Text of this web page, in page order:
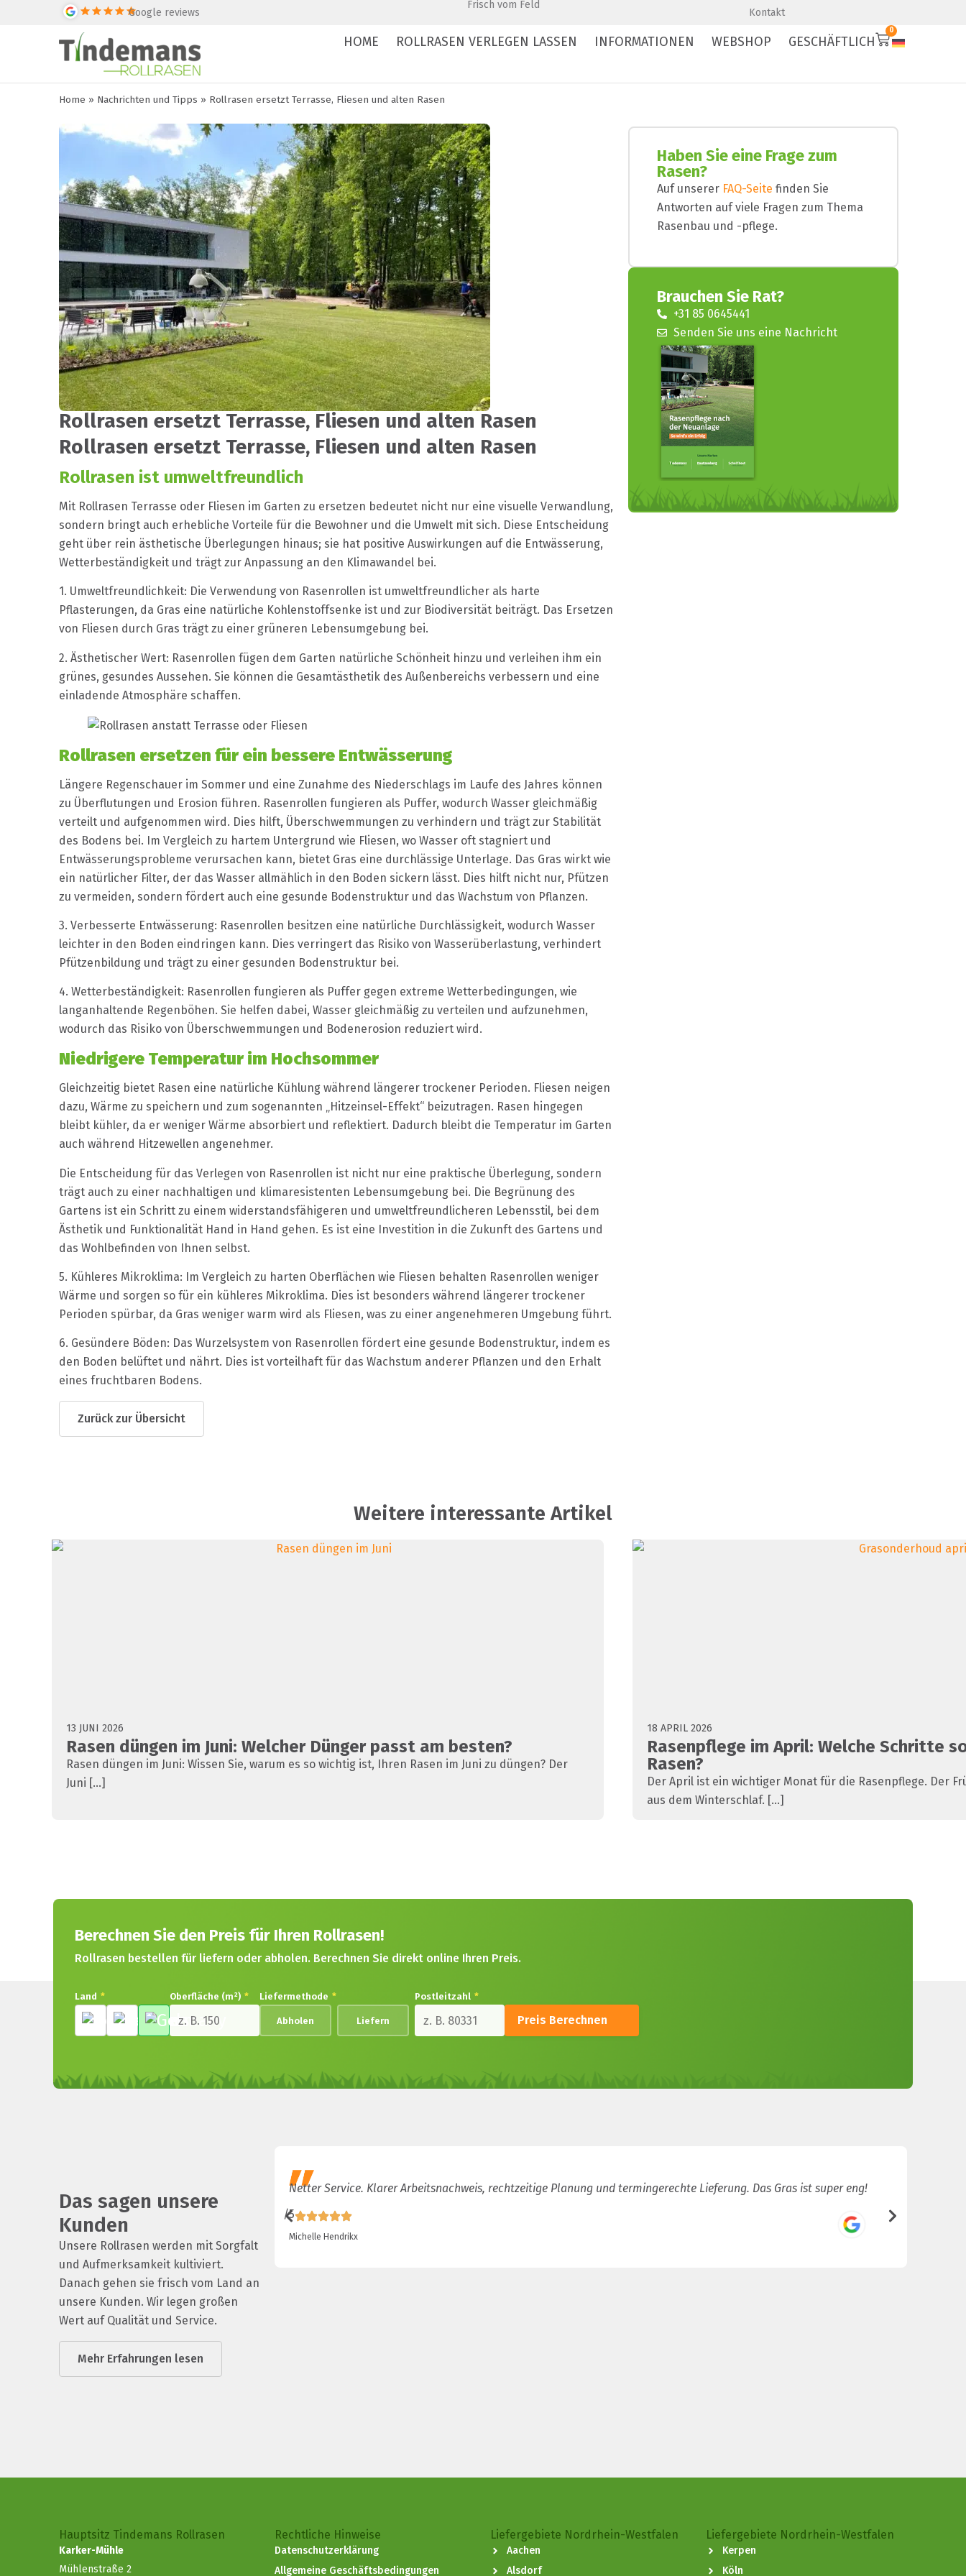
Google reviews
Frisch vom Feld
Kontakt
HOME ROLLRASEN VERLEGEN LASSEN INFORMATIONEN WEBSHOP GESCHÄFTLICH
0
Home » Nachrichten und Tipps » Rollrasen ersetzt Terrasse, Fliesen und alten Rasen
Rollrasen ersetzt Terrasse, Fliesen und alten Rasen
Rollrasen ersetzt Terrasse, Fliesen und alten Rasen
Rollrasen ist umweltfreundlich
Mit Rollrasen Terrasse oder Fliesen im Garten zu ersetzen bedeutet nicht nur eine visuelle Verwandlung,
sondern bringt auch erhebliche Vorteile für die Bewohner und die Umwelt mit sich. Diese Entscheidung
geht über rein ästhetische Überlegungen hinaus; sie hat positive Auswirkungen auf die Entwässerung,
Wetterbeständigkeit und trägt zur Anpassung an den Klimawandel bei.
1. Umweltfreundlichkeit: Die Verwendung von Rasenrollen ist umweltfreundlicher als harte
Pflasterungen, da Gras eine natürliche Kohlenstoffsenke ist und zur Biodiversität beiträgt. Das Ersetzen
von Fliesen durch Gras trägt zu einer grüneren Lebensumgebung bei.
2. Ästhetischer Wert: Rasenrollen fügen dem Garten natürliche Schönheit hinzu und verleihen ihm ein
grünes, gesundes Aussehen. Sie können die Gesamtästhetik des Außenbereichs verbessern und eine
einladende Atmosphäre schaffen.
Rollrasen ersetzen für ein bessere Entwässerung
Längere Regenschauer im Sommer und eine Zunahme des Niederschlags im Laufe des Jahres können
zu Überflutungen und Erosion führen. Rasenrollen fungieren als Puffer, wodurch Wasser gleichmäßig
verteilt und aufgenommen wird. Dies hilft, Überschwemmungen zu verhindern und trägt zur Stabilität
des Bodens bei. Im Vergleich zu hartem Untergrund wie Fliesen, wo Wasser oft stagniert und
Entwässerungsprobleme verursachen kann, bietet Gras eine durchlässige Unterlage. Das Gras wirkt wie
ein natürlicher Filter, der das Wasser allmählich in den Boden sickern lässt. Dies hilft nicht nur, Pfützen
zu vermeiden, sondern fördert auch eine gesunde Bodenstruktur und das Wachstum von Pflanzen.
3. Verbesserte Entwässerung: Rasenrollen besitzen eine natürliche Durchlässigkeit, wodurch Wasser
leichter in den Boden eindringen kann. Dies verringert das Risiko von Wasserüberlastung, verhindert
Pfützenbildung und trägt zu einer gesunden Bodenstruktur bei.
4. Wetterbeständigkeit: Rasenrollen fungieren als Puffer gegen extreme Wetterbedingungen, wie
langanhaltende Regenböhen. Sie helfen dabei, Wasser gleichmäßig zu verteilen und aufzunehmen,
wodurch das Risiko von Überschwemmungen und Bodenerosion reduziert wird.
Niedrigere Temperatur im Hochsommer
Gleichzeitig bietet Rasen eine natürliche Kühlung während längerer trockener Perioden. Fliesen neigen
dazu, Wärme zu speichern und zum sogenannten „Hitzeinsel-Effekt“ beizutragen. Rasen hingegen
bleibt kühler, da er weniger Wärme absorbiert und reflektiert. Dadurch bleibt die Temperatur im Garten
auch während Hitzewellen angenehmer.
Die Entscheidung für das Verlegen von Rasenrollen ist nicht nur eine praktische Überlegung, sondern
trägt auch zu einer nachhaltigen und klimaresistenten Lebensumgebung bei. Die Begrünung des
Gartens ist ein Schritt zu einem widerstandsfähigeren und umweltfreundlicheren Lebensstil, bei dem
Ästhetik und Funktionalität Hand in Hand gehen. Es ist eine Investition in die Zukunft des Gartens und
das Wohlbefinden von Ihnen selbst.
5. Kühleres Mikroklima: Im Vergleich zu harten Oberflächen wie Fliesen behalten Rasenrollen weniger
Wärme und sorgen so für ein kühleres Mikroklima. Dies ist besonders während längerer trockener
Perioden spürbar, da Gras weniger warm wird als Fliesen, was zu einer angenehmeren Umgebung führt.
6. Gesündere Böden: Das Wurzelsystem von Rasenrollen fördert eine gesunde Bodenstruktur, indem es
den Boden belüftet und nährt. Dies ist vorteilhaft für das Wachstum anderer Pflanzen und den Erhalt
eines fruchtbaren Bodens.
Zurück zur Übersicht
Haben Sie eine Frage zum
Rasen?
Auf unserer FAQ-Seite finden Sie
Antworten auf viele Fragen zum Thema
Rasenbau und -pflege.
Brauchen Sie Rat?
+31 85 0645441
Senden Sie uns eine Nachricht
Weitere interessante Artikel
13 JUNI 2026
Rasen düngen im Juni: Welcher Dünger passt am besten?
Rasen düngen im Juni: Wissen Sie, warum es so wichtig ist, Ihren Rasen im Juni zu düngen? Der
Juni [...]
18 APRIL 2026
Rasenpflege im April: Welche Schritte
Rasen?
Der April ist ein wichtiger Monat für die Rasenpflege. Der
aus dem Winterschlaf. [...]
Berechnen Sie den Preis für Ihren Rollrasen!
Rollrasen bestellen für liefern oder abholen. Berechnen Sie direkt online Ihren Preis.
Land * Oberfläche (m²) * Liefermethode *
Abholen Liefern
Postleitzahl *
Preis Berechnen
Das sagen unsere
Kunden
Unsere Rollrasen werden mit Sorgfalt
und Aufmerksamkeit kultiviert.
Danach gehen sie frisch vom Land an
unsere Kunden. Wir legen großen
Wert auf Qualität und Service.
Mehr Erfahrungen lesen
Netter Service. Klarer Arbeitsnachweis, rechtzeitige Planung und termingerechte Lieferung. Das Gras ist super eng!
/5
Michelle Hendrikx
Hauptsitz Tindemans Rollrasen
Karker-Mühle
Mühlenstraße 2
Rechtliche Hinweise
Datenschutzerklärung
Allgemeine Geschäftsbedingungen
Liefergebiete Nordrhein-Westfalen
Aachen
Alsdorf
Liefergebiete Nordrhein-Westfalen
Kerpen
Köln